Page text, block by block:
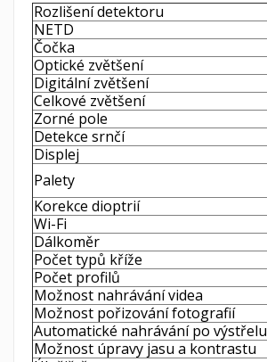
Rozlišení detektoru
NETD
Čočka
Optické zvětšení
Digitální zvětšení
Celkové zvětšení
Zorné pole
Detekce srnčí
Displej
Palety
Korekce dioptrií
Wi-Fi
Dálkoměr
Počet typů kříže
Počet profilů
Možnost nahrávání videa
Možnost pořizování fotografií
Automatické nahrávání po výstřelu
Možnost úpravy jasu a kontrastu